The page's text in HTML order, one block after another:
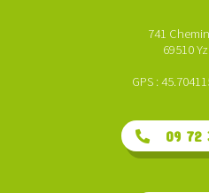
741
69510
GPS :
09 72